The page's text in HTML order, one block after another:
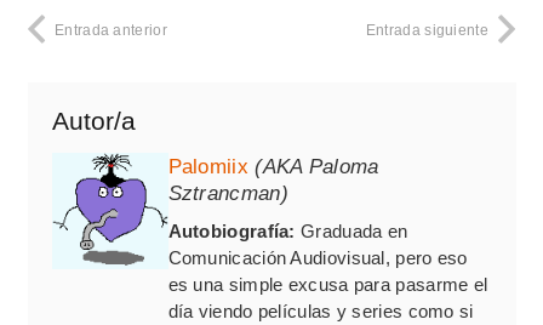
Entrada anterior Entrada siguiente
Autor/a
Palomiix (AKA Paloma
Sztrancman)
Autobiografía: Graduada en
Comunicación Audiovisual, pero eso
es una simple excusa para pasarme el
día viendo películas y series como si